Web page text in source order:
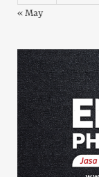
« May